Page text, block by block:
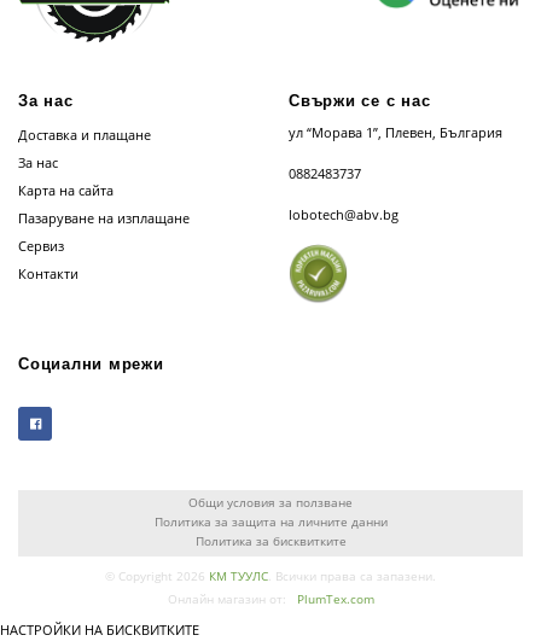
За нас
Доставка и плащане
За нас
Карта на сайта
Пазаруване на изплащане
Сервиз
Контакти
Свържи се с нас
ул “Морава 1”, Плевен, България
0882483737
lobotech@abv.bg
Социални мрежи
Общи условия за ползване
Политика за защита на личните данни
Политика за бисквитките
© Copyright 2026 КМ ТУУЛС. Всички права са запазени.
Онлайн магазин от:
PlumTex.com
НАСТРОЙКИ НА БИСКВИТКИТЕ